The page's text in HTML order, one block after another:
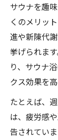
サウナを趣
くのメリッ
進や新陳代
挙げられま
り、サウナ
クス効果を
たとえば、
は、疲労感
告されてい